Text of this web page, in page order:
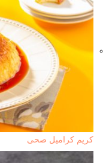
كريم كراميل صحى